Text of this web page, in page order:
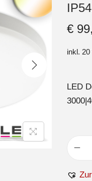
€
inkl.
LED